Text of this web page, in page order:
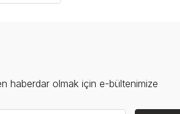
haberdar olmak için e-bültenimize